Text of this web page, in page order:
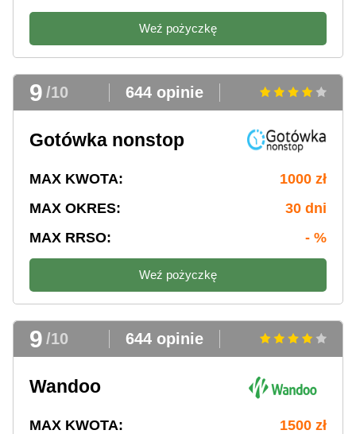
Weź pożyczkę
Gotówka nonstop
MAX KWOTA:
1000 zł
MAX OKRES:
30 dni
MAX RRSO:
- %
Weź pożyczkę
9 /10 644 opinie
Wandoo
MAX KWOTA:
1500 zł
9 /10 644 opinie